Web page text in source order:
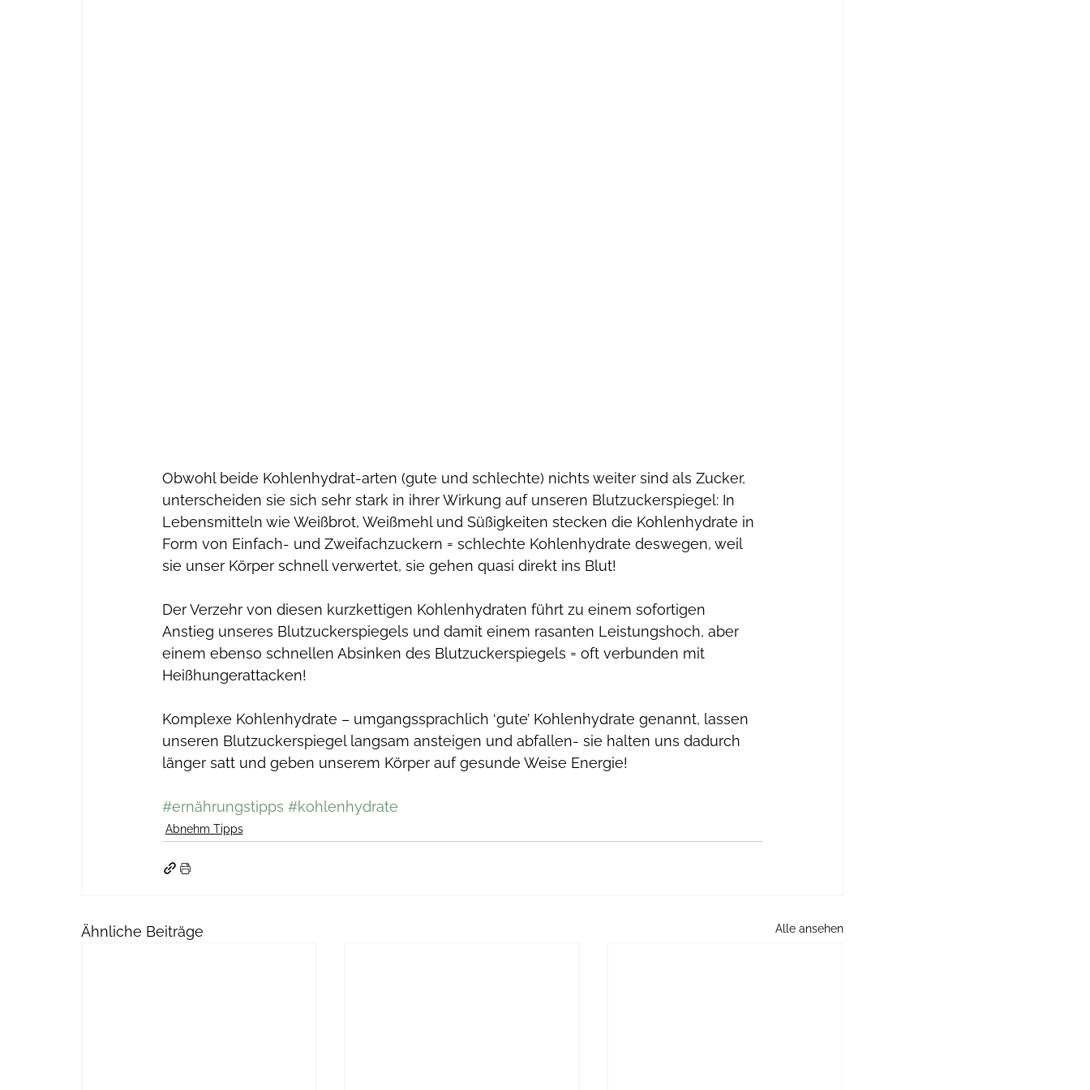
Obwohl beide Kohlenhydrat-arten (gute und schlechte) nichts weiter sind als Zucker,
unterscheiden sie sich sehr stark in ihrer Wirkung auf unseren Blutzuckerspiegel: In
Lebensmitteln wie Weißbrot, Weißmehl und Süßigkeiten stecken die Kohlenhydrate in
Form von Einfach- und Zweifachzuckern = schlechte Kohlenhydrate deswegen, weil
sie unser Körper schnell verwertet, sie gehen quasi direkt ins Blut!
Der Verzehr von diesen kurzkettigen Kohlenhydraten führt zu einem sofortigen
Anstieg unseres Blutzuckerspiegels und damit einem rasanten Leistungshoch, aber
einem ebenso schnellen Absinken des Blutzuckerspiegels = oft verbunden mit
Heißhungerattacken!
Komplexe Kohlenhydrate – umgangssprachlich ‘gute’ Kohlenhydrate genannt, lassen
unseren Blutzuckerspiegel langsam ansteigen und abfallen- sie halten uns dadurch
länger satt und geben unserem Körper auf gesunde Weise Energie!
#ernährungstipps #kohlenhydrate
Abnehm Tipps
Ähnliche Beiträge Alle ansehen